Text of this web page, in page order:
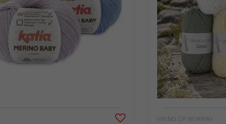
VIKING OF NORWAY